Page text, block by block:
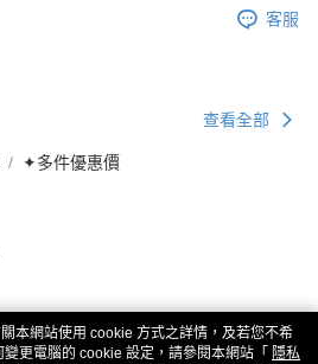
客服
查看全部
✦多件優惠價
本網站使用 cookie 方式之詳情，及若您不希
更電腦的 cookie 設定，請參閱本網站「 隱私